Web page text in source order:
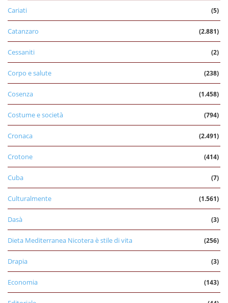
Cariati (5)
Catanzaro (2.881)
Cessaniti (2)
Corpo e salute (238)
Cosenza (1.458)
Costume e società (794)
Cronaca (2.491)
Crotone (414)
Cuba (7)
Culturalmente (1.561)
Dasà (3)
Dieta Mediterranea Nicotera è stile di vita (256)
Drapia (3)
Economia (143)